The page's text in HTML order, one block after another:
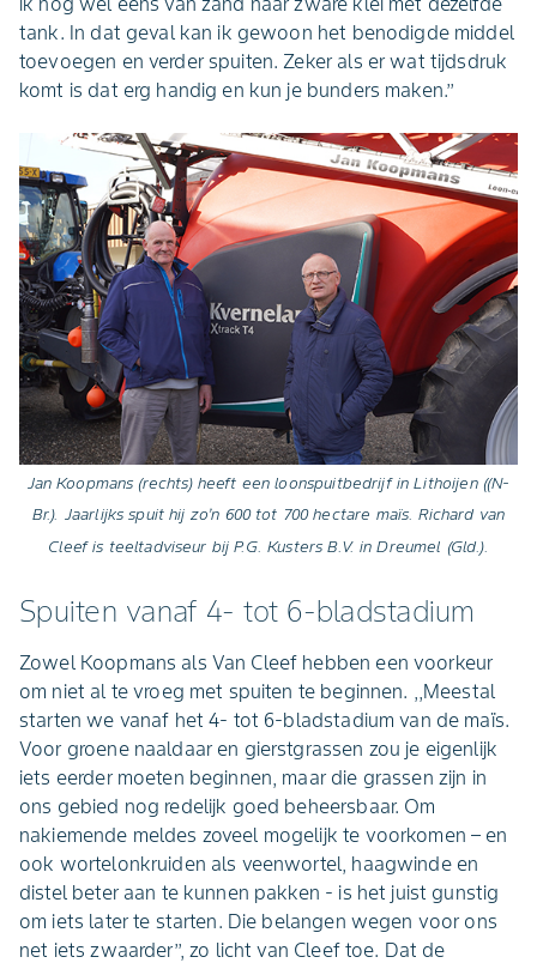
tank. In dat geval kan ik gewoon het benodigde middel
toevoegen en verder spuiten. Zeker als er wat tijdsdruk
komt is dat erg handig en kun je bunders maken.’’
Jan Koopmans (rechts) heeft een loonspuitbedrijf in Lithoijen ((N-
Br.). Jaarlijks spuit hij zo’n 600 tot 700 hectare maïs. Richard van
Cleef is teeltadviseur bij P.G. Kusters B.V. in Dreumel (Gld.).
Spuiten vanaf 4- tot 6-bladstadium
Zowel Koopmans als Van Cleef hebben een voorkeur
om niet al te vroeg met spuiten te beginnen. ,,Meestal
starten we vanaf het 4- tot 6-bladstadium van de maïs.
Voor groene naaldaar en gierstgrassen zou je eigenlijk
iets eerder moeten beginnen, maar die grassen zijn in
ons gebied nog redelijk goed beheersbaar. Om
nakiemende meldes zoveel mogelijk te voorkomen – en
ook wortelonkruiden als veenwortel, haagwinde en
distel beter aan te kunnen pakken - is het juist gunstig
om iets later te starten. Die belangen wegen voor ons
net iets zwaarder’’, zo licht van Cleef toe. Dat de